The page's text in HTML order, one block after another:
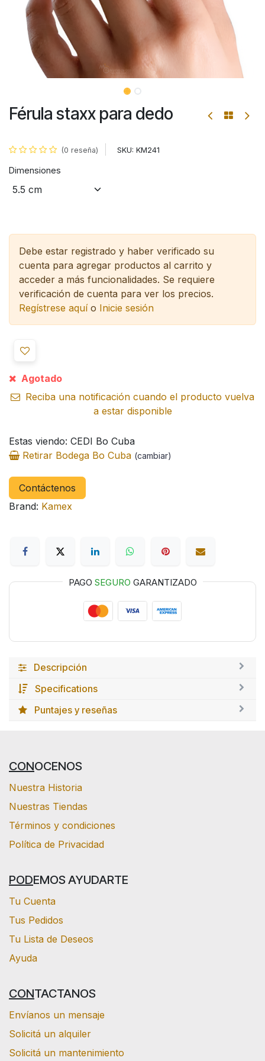
Férula staxx para dedo
(0 reseña) SKU: KM241
Dimensiones
Debe estar registrado y haber verificado su
cuenta para agregar productos al carrito y
acceder a más funcionalidades. Se requiere
verificación de cuenta para ver los precios.
Regístrese aquío Inicie sesión
Agotado
Reciba una notificación cuando el producto vuelva
a estar disponible
Estas viendo: CEDI Bo Cuba
Retirar Bodega Bo Cuba (cambiar)
Contáctenos
Brand: Kamex
PAGO SEGURO GARANTIZADO
Descripción
Specifications
Puntajes y reseñas
CONOCENOS
Nuestra Historia
Nuestras Tiendas
Términos y condiciones
Política de Privacidad
PODEMOS AYUDARTE
Tu Cuenta
Tus Pedidos
Tu Lista de Deseos
Ayuda
CONTACTANOS
Envíanos un mensaje
Solicitá un alquiler
Solicitá un mantenimiento